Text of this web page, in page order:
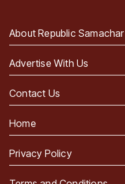
About Republic Samachar
Advertise With Us
Contact Us
Home
Privacy Policy